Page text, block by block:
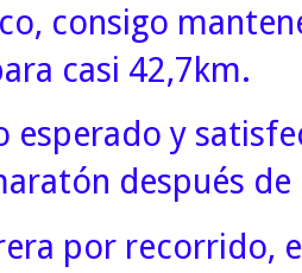
consigo
casi 42,7km.
esperado y
después
por recorrido,